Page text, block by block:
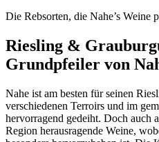
Die Rebsorten, die Nahe’s Weine
Riesling &
Grundpfeiler von
Nahe ist am besten für seinen
verschiedenen Terroirs und im
hervorragend gedeiht. Doch auch
Region herausragende Weine,